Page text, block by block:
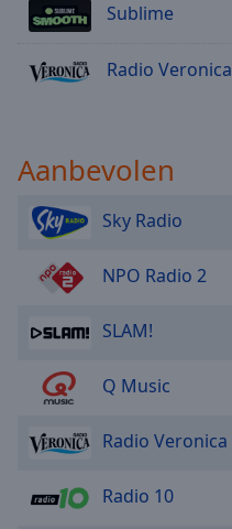
Sublime
Radio Veronica
Aanbevolen
Sky Radio
NPO Radio 2
SLAM!
Q Music
Radio Veronica
Radio 10